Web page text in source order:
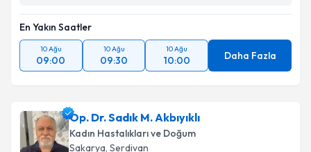
En Yakın Saatler
10 Ağu
09:00
10 Ağu
09:30
10 Ağu
10:00 Daha Fazla
Op. Dr. Sadık M. Akbıyıklı
Kadın Hastalıkları ve Doğum
Sakarya, Serdivan